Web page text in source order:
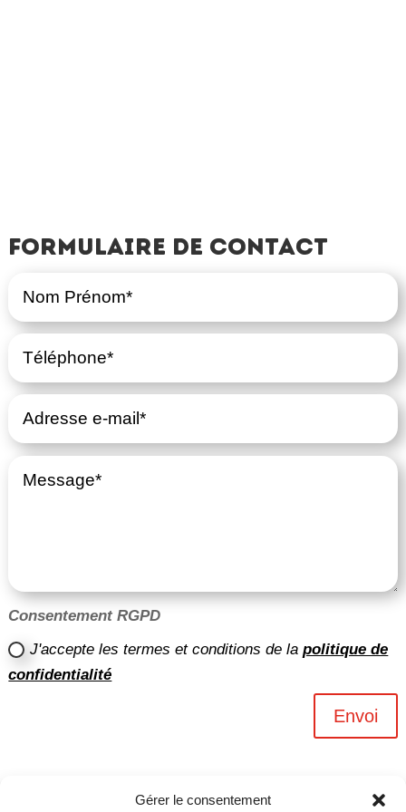
Gérer le consentement
Formulaire de contact
Consentement RGPD
J'accepte les termes et conditions de lapolitique de
confidentialité
Envoi